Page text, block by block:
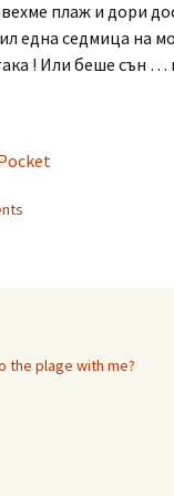
плаж и дори
една седмица на
! Или беше сън
the plage with me?